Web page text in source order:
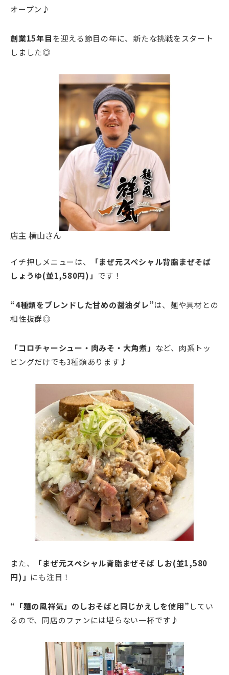
オープン♪
創業15年目を迎える節目の年に、新たな挑戦をスタート
しました◎
店主 横山さん
イチ押しメニューは、
「まぜ元スペシャル背脂まぜそば
しょうゆ(並1,580円)」 です！
“4種類をブレンドした甘めの醤油ダレ”は、麺や具材との
相性抜群◎
「コロチャーシュー・肉みそ・大角煮」 など、肉系トッ
ピングだけでも3種類あります♪
また、
「まぜ元スペシャル背脂まぜそば しお(並1,580
円)」 にも注目！
“「麺の風祥気」のしおそばと同じかえしを使用”してい
るので、同店のファンには堪らない一杯です♪